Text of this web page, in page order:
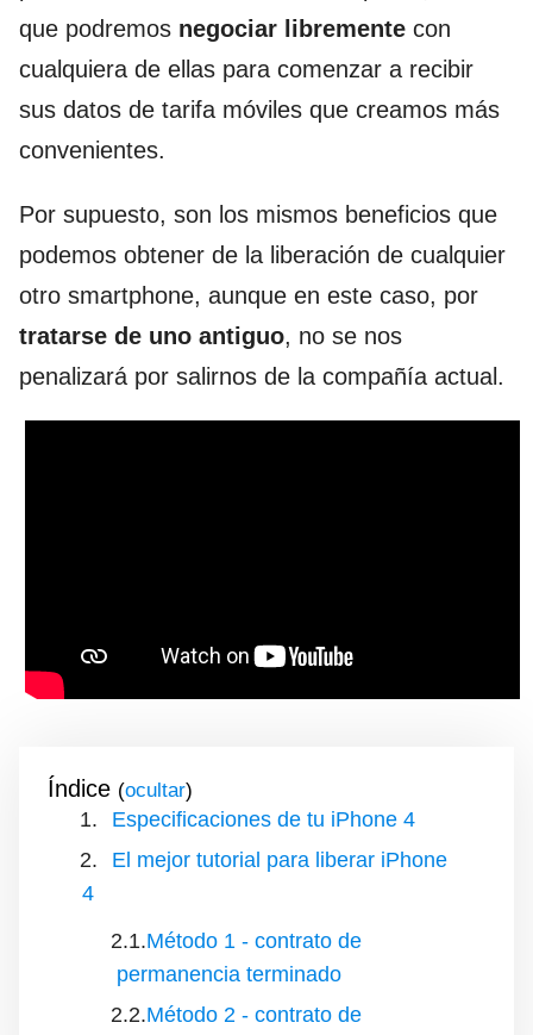
que podremos negociar libremente con
cualquiera de ellas para comenzar a recibir
sus datos de tarifa móviles que creamos más
convenientes.
Por supuesto, son los mismos beneficios que
podemos obtener de la liberación de cualquier
otro smartphone, aunque en este caso, por
tratarse de uno antiguo, no se nos
penalizará por salirnos de la compañía actual.
Índice ( )
Especificaciones de tu iPhone 4
El mejor tutorial para liberar iPhone
4
Método 1 - contrato de
permanencia terminado
Método 2 - contrato de